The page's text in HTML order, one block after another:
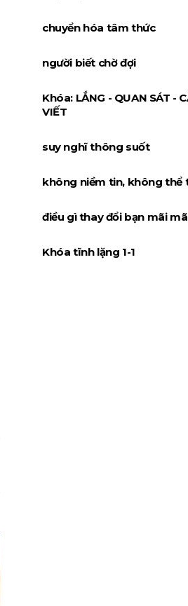
chuyển hóa tâm thức
người biết chờ đợi
Khóa: LẮNG - QUAN SÁT -
VIẾT
suy nghĩ thông suốt
không niềm tin, không thể
điều gì thay đổi bạn mãi
Khóa tĩnh lặng 1-1